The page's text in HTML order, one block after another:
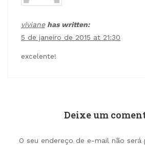
vivianehas written:
5 de janeiro de 2015 at 21:30
excelente!
Deixe um
O seu endereço de e-mail não será